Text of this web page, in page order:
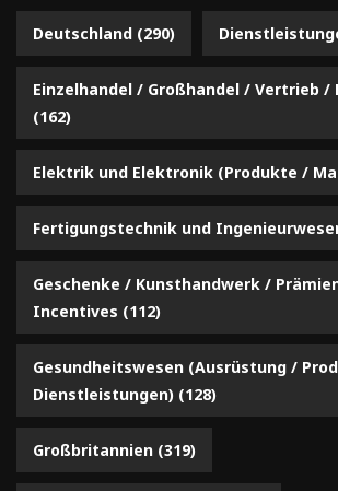
Deutschland (290)
Einzelhandel / Großhandel / Vertrieb /
(162)
Elektrik und Elektronik (Produkte /
Fertigungstechnik und
Geschenke / Kunsthandwerk /
Incentives (112)
Gesundheitswesen (Ausrüstung /
Dienstleistungen) (128)
Großbritannien (319)